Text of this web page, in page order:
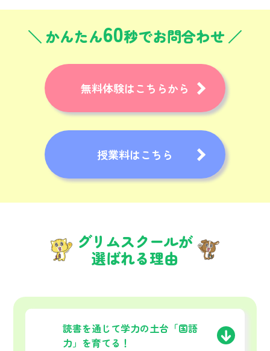
かんたん60秒でお問合わせ
無料体験はこちらから
授業料はこちら
グリムスクールが
選ばれる理由
読書を通じて学力の土台 「国語
力」を育てる！